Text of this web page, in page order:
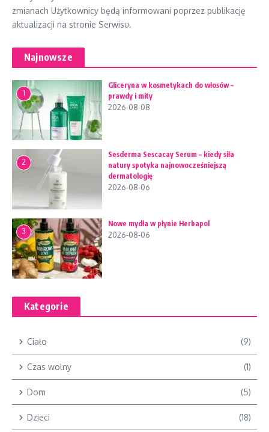
zmianach Użytkownicy będą informowani poprzez publikację
aktualizacji na stronie Serwisu.
Najnowsze
1
Gliceryna w kosmetykach do włosów –
prawdy i mity
2026-08-08
2
Sesderma Sescacay Serum – kiedy siła
natury spotyka najnowocześniejszą
dermatologię
2026-08-06
3
Nowe mydła w płynie Herbapol
2026-08-06
Kategorie
Ciało (9)
Czas wolny (1)
Dom (5)
Dzieci (18)